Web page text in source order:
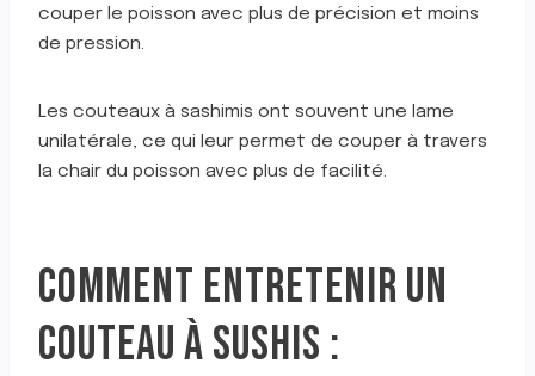
couper le poisson avec plus de précision et moins
de pression.
Les couteaux à sashimis ont souvent une lame
unilatérale, ce qui leur permet de couper à travers
la chair du poisson avec plus de facilité.
COMMENT ENTRETENIR UN
COUTEAU À SUSHIS :